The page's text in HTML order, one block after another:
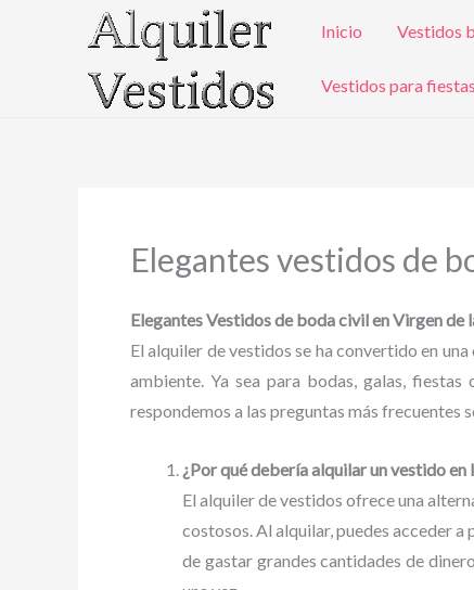
Inicio Vestidos
Vestidos para fiestas
Elegantes vestidos de
Elegantes Vestidos de boda civil en Virgen de
El alquiler de vestidos se ha convertido en
ambiente. Ya sea para bodas, galas,
respondemos a las preguntas más
¿Por qué debería alquilar un vestido
El alquiler de vestidos ofrece una
costosos. Al alquilar, puedes acceder
de gastar grandes cantidades de